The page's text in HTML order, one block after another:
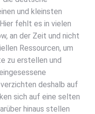
und kleinsten
fehlt es in vielen
an der Zeit und nicht
Ressourcen, um
zu erstellen und
deshalb auf
sich auf eine selten
hinaus stellen